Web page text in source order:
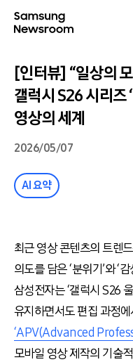
[인터뷰] “일상의
갤럭시 S26 시리즈
영상의 세계
2026/05/07
AI 요약
최근 영상 콘텐츠의 트렌
의도를 담은 ‘분위기’와 ‘
삼성전자는 ‘갤럭시 S26
유지하면서도 편집 과정
‘APV(Advanced
모바일 영상 제작의 기술